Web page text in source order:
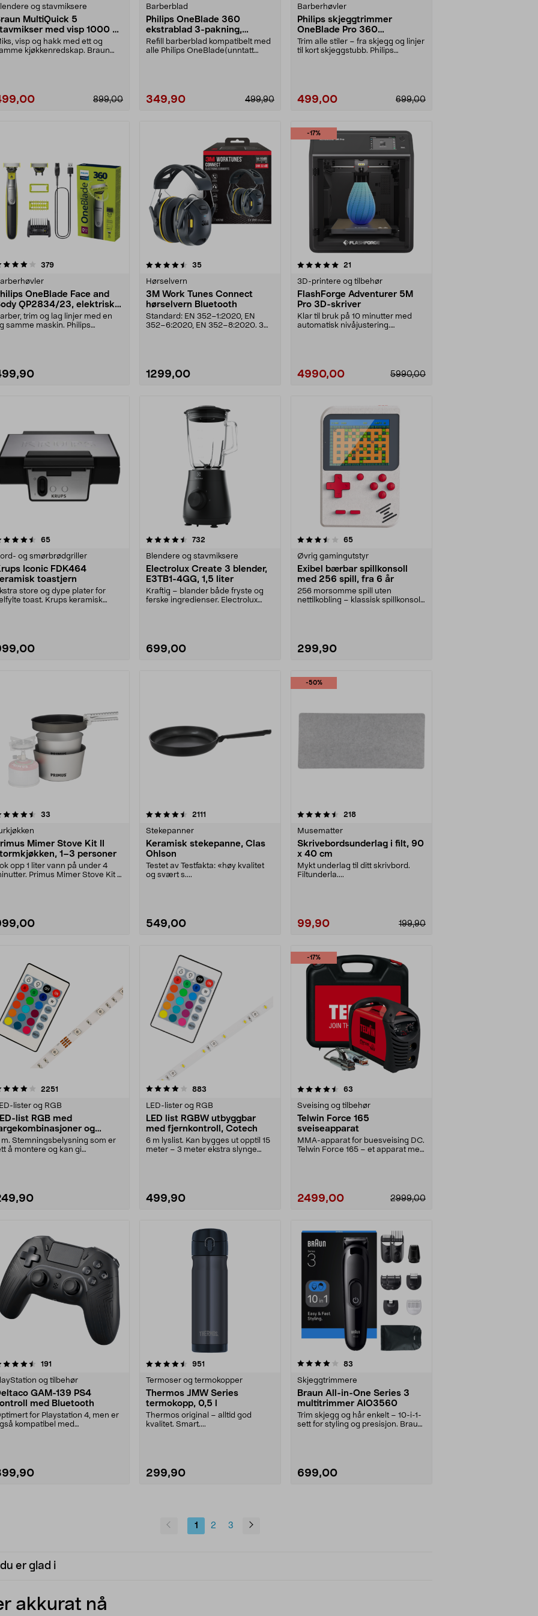
og stavmiksere
MultiQuick 5
med visp 1000 W,
visp og hakk med ett og
kjøkkenredskap. Braun
899,00
Barberblad
Philips OneBlade 360
ekstrablad 3-pakning,
QP430/50
Refill barberblad kompatibelt med
alle Philips OneBlade(unntatt
349,90 499,90
Barberhøvler
Philips skjeggtrimmer
OneBlade Pro 360
QP6507/23
Trim alle stiler – fra skjegg og linjer
til kort skjeggstubb. Philips
499,00 699,00
379anmeldelser
OneBlade Face and
QP2834/23, elektrisk
trim og lag linjer med en
samme maskin. Philips
4.5 av 5 stjerner 35anmeldelser
Hørselvern
3M Work Tunes Connect
hørselvern Bluetooth
Standard: EN 352–1:2020, EN
352–6:2020, EN 352–8:2020. 3M
1299,00
-17%
5.0 av 5 stjerner 21
3D-printere og tilbehør
FlashForge Adventurer 5M
Pro 3D-skriver
Klar til bruk på 10 minutter med
automatisk nivåjustering.
4990,00 5990,00
65anmeldelser
og smørbrødgriller
Iconic FDK464
toastjern
store og dype plater for
toast. Krups keramisk
4.5 av 5 stjerner 732
Blendere og stavmiksere
Electrolux Create 3 blender,
E3TB1-4GG, 1,5 liter
Kraftig – blander både fryste og
ferske ingredienser. Electrolux
699,00
3.5 av 5 stjerner 65anmeldelser
Øvrig gamingutstyr
Exibel bærbar spillkonsoll
med 256 spill, fra 6 år
256 morsomme spill uten
nettilkobling – klassisk spillkonsoll
299,90
33
Mimer Stove Kit II
1–3 personer
opp 1 liter vann på under 4
Primus Mimer Stove Kit II
4.5 av 5 stjerner 2111
Stekepanner
Keramisk stekepanne, Clas
Ohlson
Testet av Testfakta: «høy kvalitet
og svært s....
549,00
Se varianter
-50%
4.5 av 5 stjerner 218anmeldelser
Musematter
Skrivebordsunderlag i filt, 90
x 40 cm
Mykt underlag til ditt skrivbord.
Filtunderla....
99,90 199,90
Se varianter
2251
lister og RGB
list RGB med
og
Cotech
m. Stemningsbelysning som er
å montere og kan gi
4.0 av 5 stjerner 883
LED-lister og RGB
LED list RGBW utbyggbar
med fjernkontroll, Cotech
6 m lyslist. Kan bygges ut opptil 15
meter – 3 meter ekstra slynge
499,90
-17%
4.5 av 5 stjerner 63
Sveising og tilbehør
Telwin Force 165
sveiseapparat
MMA-apparat for buesveising DC.
Telwin Force 165 – et apparat med
2499,00 2999,00
191
og tilbehør
GAM-139 PS4
med Bluetooth
for Playstation 4, men er
kompatibel med
4.5 av 5 stjerner 951
Termoser og termokopper
Thermos JMW Series
termokopp, 0,5 l
Thermos original – alltid god
kvalitet. Smart....
299,90
4.0 av 5 stjerner 83
Skjeggtrimmere
Braun All-in-One Series 3
multitrimmer AIO3560
Trim skjegg og hår enkelt – 10-i-1-
sett for styling og presisjon. Braun
699,00
1 2 3
er glad i
akkurat nå